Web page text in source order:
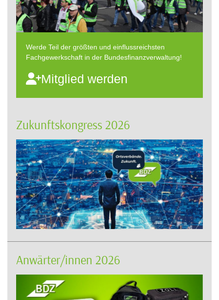
Werde Teil der größten und einflussreichsten
Fachgewerkschaft in der Bundesfinanzverwaltung!
Mitglied werden
Zukunftskongress 2026
Anwärter/innen 2026